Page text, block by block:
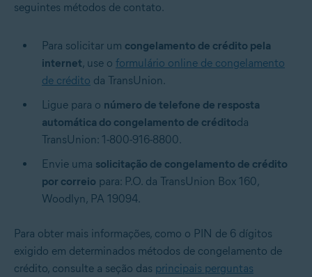
seguintes métodos de contato.
Para solicitar um congelamento de crédito pela
internet, use o formulário online de congelamento
de crédito da TransUnion.
Ligue para o número de telefone de resposta
automática do congelamento de créditoda
TransUnion: 1-800-916-8800.
Envie uma solicitação de congelamento de crédito
por correio para: P.O. da TransUnion Box 160,
Woodlyn, PA 19094.
Para obter mais informações, como o PIN de 6 dígitos
exigido em determinados métodos de congelamento de
crédito, consulte a seção das principais perguntas